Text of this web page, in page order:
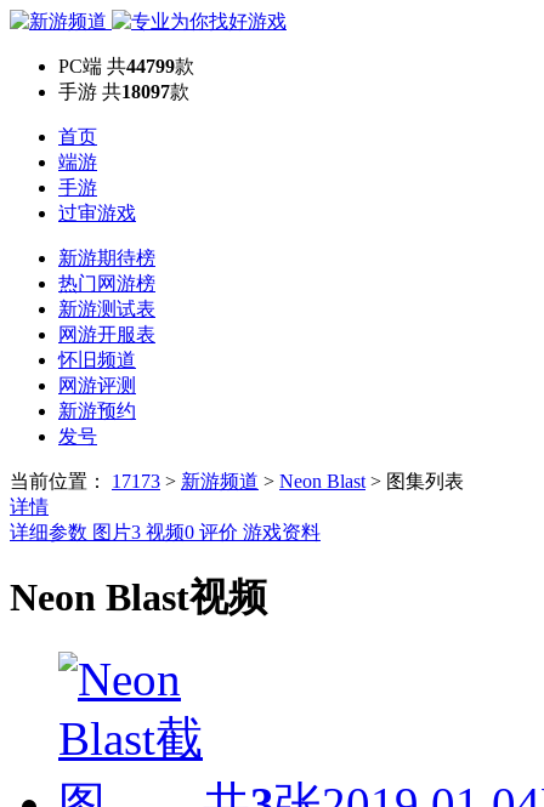
PC端 共44799款
手游 共18097款
首页
端游
手游
过审游戏
新游期待榜
热门网游榜
新游测试表
网游开服表
怀旧频道
网游评测
新游预约
发号
当前位置： 17173 > 新游频道 > Neon Blast > 图集列表
详情
详细参数 图片3 视频0 评价 游戏资料
Neon Blast视频